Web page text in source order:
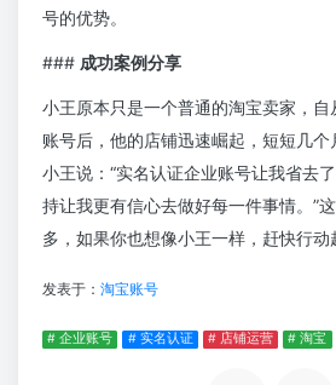
号的优势。
### 成功案例分享
小王原本只是一个普通的淘宝卖家，
账号后，他的店铺迅速崛起，短短几个
小王说：“实名认证企业账号让我省去
持让我更有信心去做好每一件事情。”
多，如果你也想像小王一样，赶快行动
发表于： 淘宝账号
# 企业账号 # 实名认证 # 店铺运营 # 淘宝